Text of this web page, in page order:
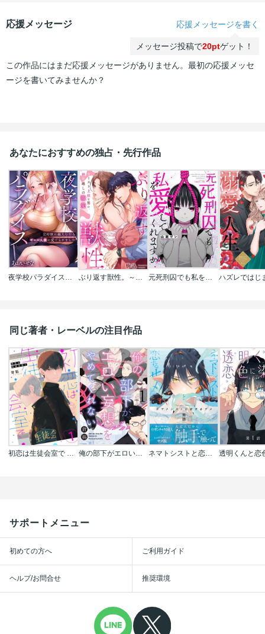
応援メッセージ 応援メッセージを書く
メッセージ投稿で20ptゲット！
この作品にはまだ応援メッセージがありません。最初の応援メッセ
ージを書いてみませんか？
あなたにおすすめの独占・先行作品
夜学校パラダイス～定時制に編入したらギャル人妻に愛でられました【フルカラー】 ぶり返す獣性。～カースト上位な男の、10年越しの激愛 元死刑囚でも私を愛してくれますか？
同じ著者・レーベルの注目作品
初恋は生徒会室で 【単話】 俺の部下がエロい妄想をやめてくれない【分冊版】 ネマトシストと恋するサメ【単行本版】
サポートメニュー
初めての方へ ご利用ガイド
ヘルプ/お問合せ 推奨環境